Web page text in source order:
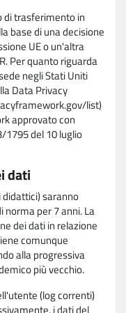
di trasferimento in
base di una decisione
UE o un'altra
Per quanto riguarda
negli Stati Uniti
Data Privacy
list)
approvato con
1795 del 10 luglio
dati
saranno
per 7 anni. La
dei dati in relazione
comunque
alla progressiva
più vecchio.
(log correnti)
i dati del